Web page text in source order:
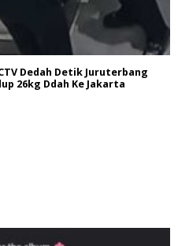
Dedah Detik Juruterbang
26kg Ddah Ke Jakarta